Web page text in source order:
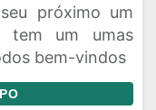
próximo um
tem um umas
bem-vindos